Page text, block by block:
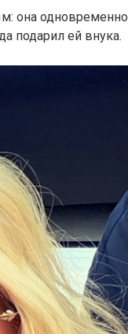
она одновременно
подарил ей внука.